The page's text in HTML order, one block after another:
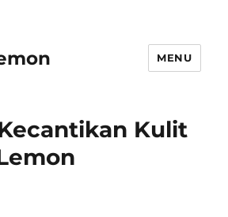
MENU
Kulit